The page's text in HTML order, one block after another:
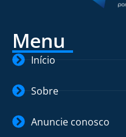
Menu
Início
Sobre
Anuncie conosco